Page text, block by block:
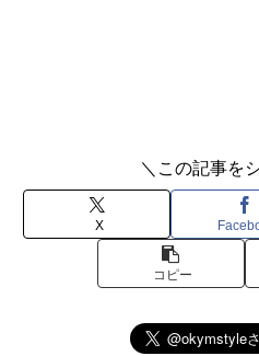
＼この記事を
X
コピー